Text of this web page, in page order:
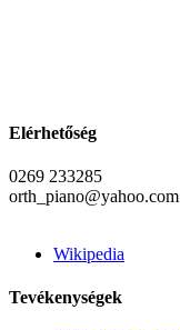
Elérhetőség
0269 233285
orth_piano@yahoo.com
Wikipedia
Tevékenységek